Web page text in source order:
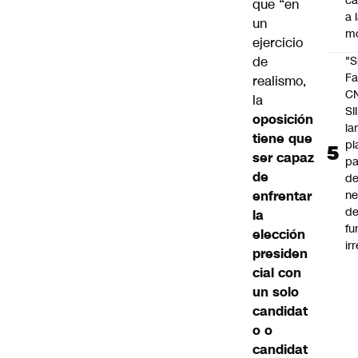
que “en
un
ejercicio
de
realismo,
la
oposición
tiene que
ser capaz
de
enfrentar
la
elección
presiden
cial con
un solo
candidat
o o
candidat
a
SII
de